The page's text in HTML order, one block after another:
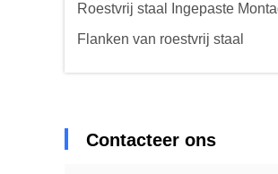
Roestvrij staal Ingepaste
Flanken van roestvrij staal
Contacteer ons